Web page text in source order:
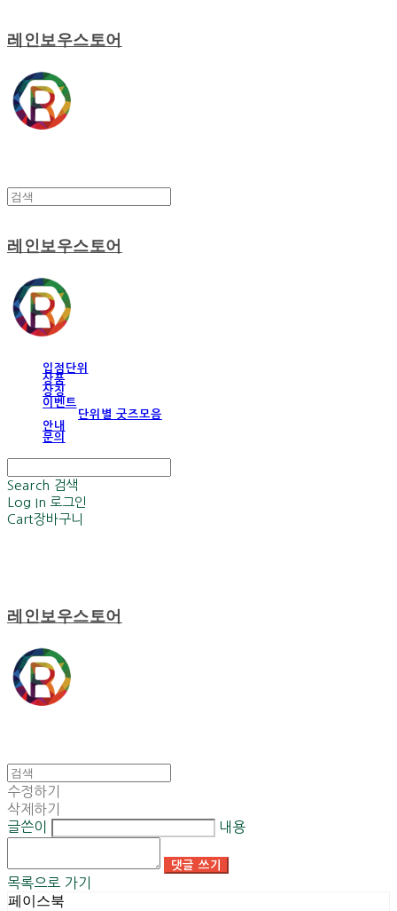
레인보우스토어
레인보우스토어
입점단위
상품
상징
이벤트
단위별 굿즈모음
안내
문의
Search 검색
Log In 로그인
Cart장바구니
레인보우스토어
수정하기
삭제하기
글쓴이
내용
댓글 쓰기
목록으로 가기
페이스북